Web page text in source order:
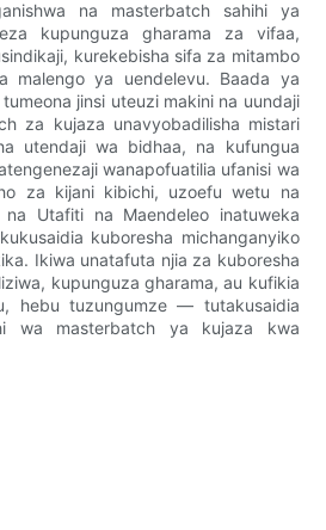
na masterbatch sahihi ya
kupunguza gharama za vifaa,
kurekebisha sifa za mitambo
malengo ya uendelevu. Baada ya
jinsi uteuzi makini na uundaji
za kujaza unavyobadilisha mistari
utendaji wa bidhaa, na kufungua
wanapofuatilia ufanisi wa
za kijani kibichi, uzoefu wetu na
na Utafiti na Maendeleo inatuweka
kuboresha michanganyiko
Ikiwa unatafuta njia za kuboresha
kupunguza gharama, au kufikia
hebu tuzungumze — tutakusaidia
wa masterbatch ya kujaza kwa